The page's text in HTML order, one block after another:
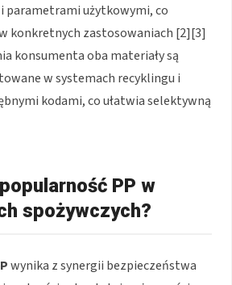
parametrami użytkowymi, co
konkretnych zastosowaniach [2][3]
konsumenta oba materiały są
w systemach recyklingu i
kodami, co ułatwia selektywną
PP w
spożywczych?
wynika z synergii bezpieczeństwa